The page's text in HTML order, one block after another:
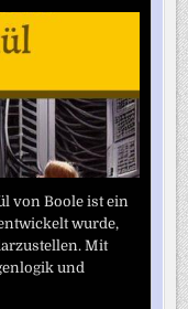
von Boole ist ein
wurde,
Mit
und